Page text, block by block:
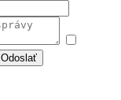
Odoslať